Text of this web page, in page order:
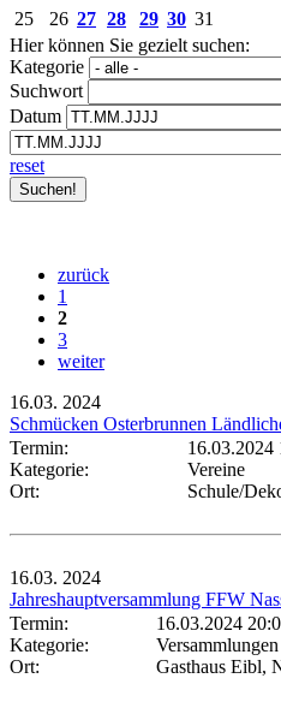
25
26 27 28 29 30 31
Hier können Sie gezielt suchen:
Kategorie
Suchwort
Datum
reset
zurück
1
2
3
weiter
16.03. 2024
Schmücken Osterbrunnen
Termin:
16.03.2024
Kategorie:
Vereine
Ort:
Schule/
16.03. 2024
Jahreshauptversammlung FFW
Termin:
16.03.2024
Kategorie:
Versammlungen
Ort:
Gasthaus Eibl,